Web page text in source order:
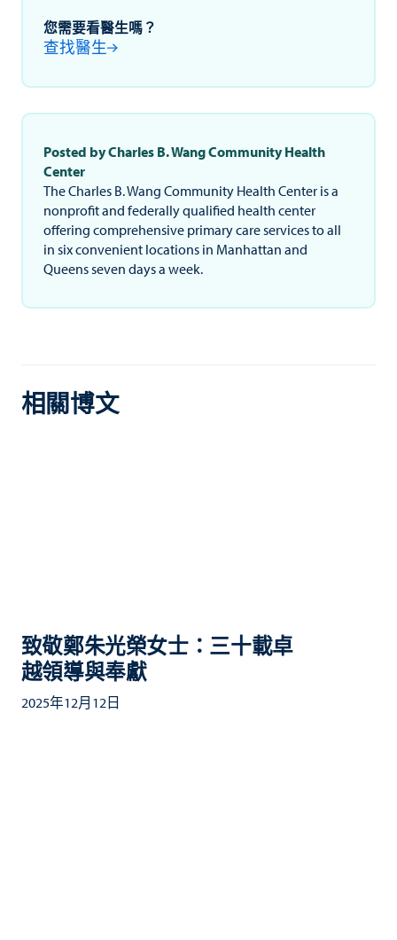
您需要看醫生嗎？
查找醫生
Posted by Charles B. Wang Community Health
Center
The Charles B. Wang Community Health Center is a
nonprofit and federally qualified health center
offering comprehensive primary care services to all
in six convenient locations in Manhattan and
Queens seven days a week.
相關博文
致敬鄭朱光榮女士：三十載卓
越領導與奉獻
2025年12月12日